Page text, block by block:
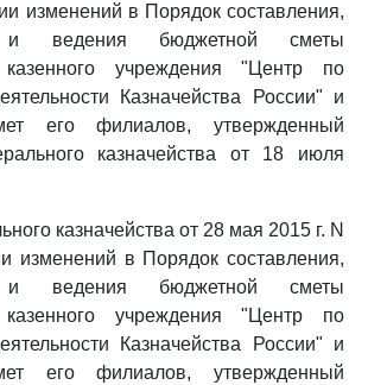
изменений в Порядок составления,
и ведения бюджетной сметы
казенного учреждения "Центр по
Казначейства России" и
его филиалов, утвержденный
казначейства от 18 июля
казначейства от 28 мая 2015 г. N
изменений в Порядок составления,
и ведения бюджетной сметы
казенного учреждения "Центр по
Казначейства России" и
его филиалов, утвержденный